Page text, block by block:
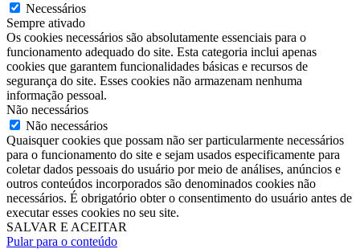
Necessários
Sempre ativado
Os cookies necessários são absolutamente essenciais para o
funcionamento adequado do site. Esta categoria inclui apenas
cookies que garantem funcionalidades básicas e recursos de
segurança do site. Esses cookies não armazenam nenhuma
informação pessoal.
Não necessários
Não necessários
Quaisquer cookies que possam não ser particularmente necessários
para o funcionamento do site e sejam usados ​​especificamente para
coletar dados pessoais do usuário por meio de análises, anúncios e
outros conteúdos incorporados são denominados cookies não
necessários. É obrigatório obter o consentimento do usuário antes de
executar esses cookies no seu site.
SALVAR E ACEITAR
Pular para o conteúdo